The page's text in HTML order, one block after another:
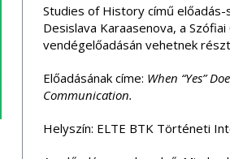
Studies of History című
Desislava Karaasenova, a
vendégelőadásán vehetnek
Előadásának címe: When “Yes”
Communication.
Helyszín: ELTE BTK Történeti